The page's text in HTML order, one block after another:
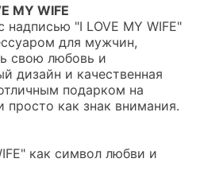
MY WIFE
надписью "I LOVE MY WIFE"
для мужчин,
свою любовь и
дизайн и качественная
подарком на
просто как знак внимания.
как символ любви и